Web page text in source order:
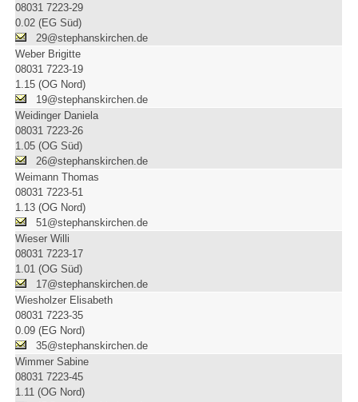
08031 7223-29
0.02 (EG Süd)
29@stephanskirchen.de
Weber Brigitte
08031 7223-19
1.15 (OG Nord)
19@stephanskirchen.de
Weidinger Daniela
08031 7223-26
1.05 (OG Süd)
26@stephanskirchen.de
Weimann Thomas
08031 7223-51
1.13 (OG Nord)
51@stephanskirchen.de
Wieser Willi
08031 7223-17
1.01 (OG Süd)
17@stephanskirchen.de
Wiesholzer Elisabeth
08031 7223-35
0.09 (EG Nord)
35@stephanskirchen.de
Wimmer Sabine
08031 7223-45
1.11 (OG Nord)